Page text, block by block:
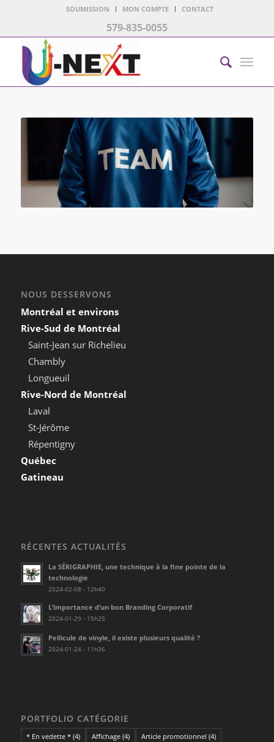
SOUMISSION MON COMPTE CONTACT
579-835-0055
NOUS DESSERVONS
Montréal et environs
Rive-Sud de Montréal
Saint-Jean sur Richelieu
Chambly
Longueuil
Rive-Nord de Montréal
Laval
St-Jérôme
Répentigny
Québec
Gatineau
RÉCENTES ACTUALITÉS
La SÉRIGRAPHIE, une technique à la fine pointe de la
technologie
2024-02-08 - 12h40
L’importance d’un bon Branding Corporatif
2024-01-29 - 15h25
Pellicule de vinyle, il existe plusieurs qualité ?
2024-01-24 - 11h36
PORTFOLIO CATÉGORIE
* En vedette *(4) Affichage(4) Article promotionnel (4)